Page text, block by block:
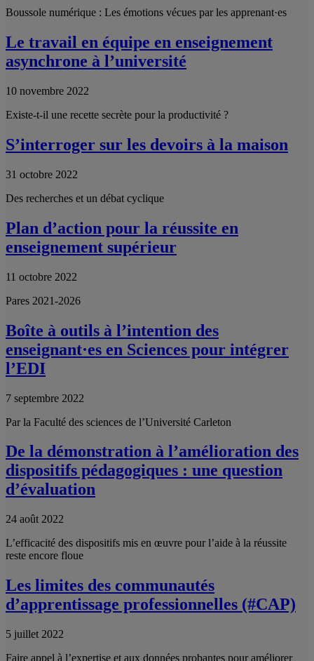
Boussole numérique : Les émotions vécues par les apprenant·es
Le travail en équipe en enseignement
asynchrone à l’université
10 novembre 2022
Existe-t-il une recette secrète pour la productivité ?
S’interroger sur les devoirs à la maison
31 octobre 2022
Des recherches et un débat cyclique
Plan d’action pour la réussite en
enseignement supérieur
11 octobre 2022
Pares 2021-2026
Boîte à outils à l’intention des
enseignant·es en Sciences pour intégrer
l’EDI
7 septembre 2022
Par la Faculté des sciences de l’Université Carleton
De la démonstration à l’amélioration des
dispositifs pédagogiques : une question
d’évaluation
24 août 2022
L’efficacité des dispositifs mis en œuvre pour l’aide à la réussite
reste encore floue
Les limites des communautés
d’apprentissage professionnelles (#CAP)
5 juillet 2022
Faire appel à l’expertise et aux données probantes pour améliorer